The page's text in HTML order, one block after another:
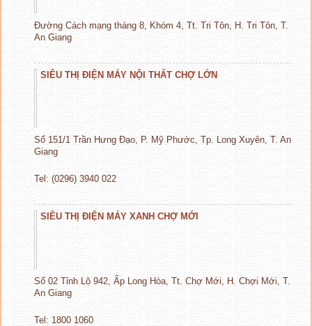
Đường Cách mạng tháng 8, Khóm 4, Tt. Tri Tôn, H. Tri Tôn, T.
An Giang
SIÊU THỊ ĐIỆN MÁY NỘI THẤT CHỢ LỚN
Số 151/1 Trần Hưng Đạo, P. Mỹ Phước, Tp. Long Xuyên, T. An
Giang
Tel: (0296) 3940 022
SIÊU THỊ ĐIỆN MÁY XANH CHỢ MỚI
Số 02 Tỉnh Lộ 942, Ấp Long Hòa, Tt. Chợ Mới, H. Chợi Mới, T.
An Giang
Tel: 1800 1060